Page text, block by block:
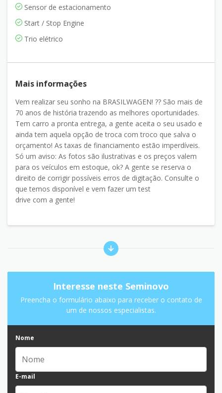
Sensor de estacionamento
Start / Stop Engine
Trio elétrico
Mais informações
Vem realizar seu sonho na BRASILWAGEN! ?? São mais de
70 anos de história trazendo as melhores oportunidades.
Tem carro a pronta entrega, a gente aceita o seu usado e
ainda tem aquela opção de troca com troco que salva o
orçamento! As taxas de financiamento estão imperdíveis.
Só um aviso: As fotos são ilustrativas e os preços valem
para os veículos em estoque, ok? A gente se reserva o
direito de corrigir possíveis erros de digitação. Consulte o
que temos disponível e vem fazer um test
drive com a gente!
Interesse neste Seminovo
Preencha o formulário abaixo para receber o contato de
um de nossos especialistas.
Nome
E-mail